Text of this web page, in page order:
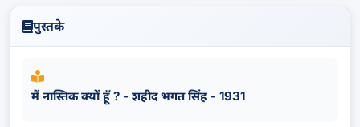
पुस्तके
मैं नास्तिक क्यों हूँ ? - शहीद भगत सिंह - 1931